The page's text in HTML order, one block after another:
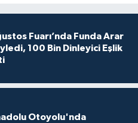
Fuarı’nda Funda Arar
100 Bin Dinleyici Eşlik
Otoyolu'nda